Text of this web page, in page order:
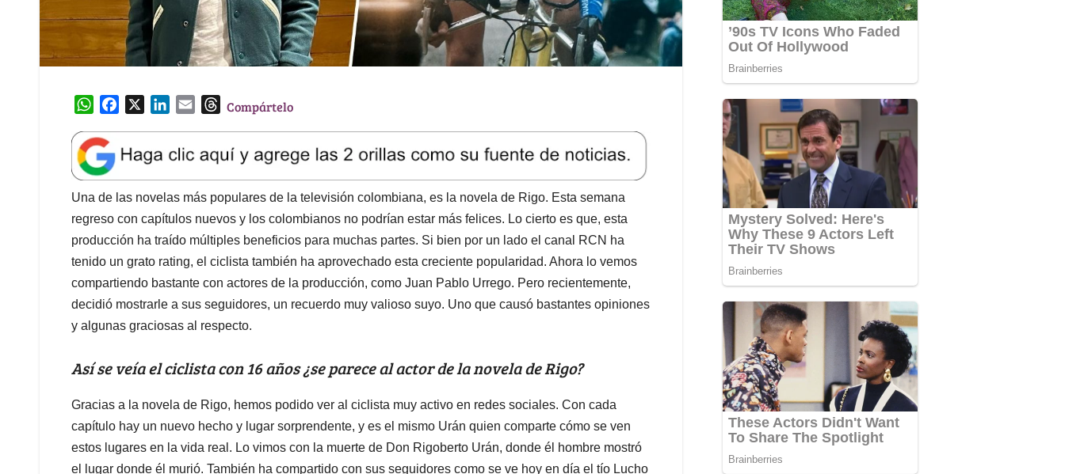
W
a
t
s
A
p
p
e
b
o
o
k
k
e
d
I
n
l
T
e
a
d
s
Compártelo
Una de las novelas más populares de la televisión colombiana, es la novela de Rigo. Esta semana
regreso con capítulos nuevos y los colombianos no podrían estar más felices. Lo cierto es que, esta
producción ha traído múltiples beneficios para muchas partes. Si bien por un lado el canal RCN ha
tenido un grato rating, el ciclista también ha aprovechado esta creciente popularidad. Ahora lo vemos
compartiendo bastante con actores de la producción, como Juan Pablo Urrego. Pero recientemente,
decidió mostrarle a sus seguidores, un recuerdo muy valioso suyo. Uno que causó bastantes opiniones
y algunas graciosas al respecto.
Así se veía el ciclista con 16 años ¿se parece al actor de la novela de Rigo?
Gracias a la novela de Rigo, hemos podido ver al ciclista muy activo en redes sociales. Con cada
capítulo hay un nuevo hecho y lugar sorprendente, y es el mismo Urán quien comparte cómo se ven
estos lugares en la vida real. Lo vimos con la muerte de Don Rigoberto Urán, donde él hombre mostró
el lugar donde él murió. También ha compartido con sus seguidores como se ve hoy en día el tío Lucho